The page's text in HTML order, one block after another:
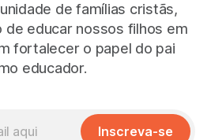
de famílias cristãs,
de educar nossos filhos em
fortalecer o papel do pai
educador.
Inscreva-se